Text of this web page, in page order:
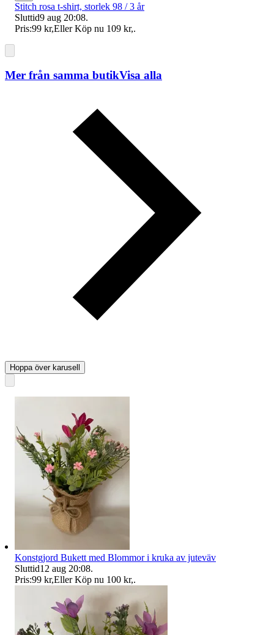
Stitch rosa t-shirt, storlek 98 / 3 år
Sluttid9 aug 20:08.
Pris:99 kr,Eller Köp nu 109 kr,.
Mer från samma butikVisa alla
Hoppa över karusell
Konstgjord Bukett med Blommor i kruka av juteväv
Sluttid12 aug 20:08.
Pris:99 kr,Eller Köp nu 100 kr,.